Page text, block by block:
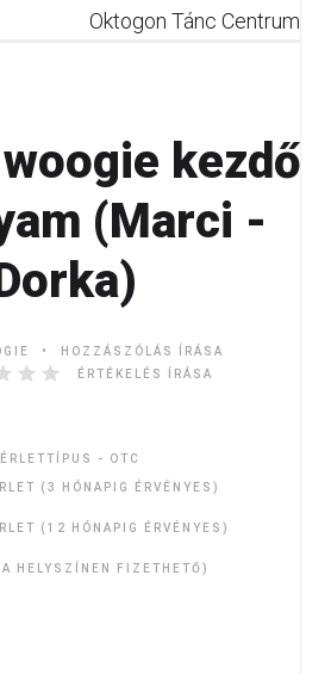
Oktogon Tánc Centrum
kezdő
(Marci -
HOZZÁSZÓLÁS ÍRÁSA
ÉRTÉKELÉS ÍRÁSA
- OTC
(3 HÓNAPIG ÉRVÉNYES)
(12 HÓNAPIG ÉRVÉNYES)
HELYSZÍNEN FIZETHETŐ)